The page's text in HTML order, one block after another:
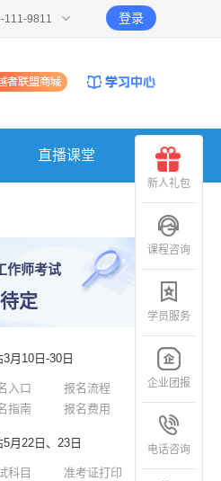
111-9811 登录
直播课堂
作师考试
定
3月10日-30日
入口
报名流程
指南 报名费用
5月22日、23日
科目
准考证打印
新人礼包
课程咨询
学员服务
企业团报
电话咨询